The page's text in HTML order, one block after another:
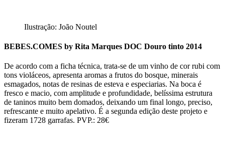
Ilustração: João Noutel
BEBES.COMES by Rita Marques DOC Douro tinto 2014
De acordo com a ficha técnica, trata-se de um vinho de cor rubi com
tons violáceos, apresenta aromas a frutos do bosque, minerais
esmagados, notas de resinas de esteva e especiarias. Na boca é
fresco e macio, com amplitude e profundidade, belíssima estrutura
de taninos muito bem domados, deixando um final longo, preciso,
refrescante e muito apelativo. É a segunda edição deste projeto e
fizeram 1728 garrafas. PVP.: 28€